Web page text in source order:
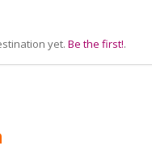
yet. Be the first!.